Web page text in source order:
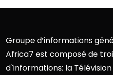
Groupe d’informations
Africa7 est composé de
d`informations: la